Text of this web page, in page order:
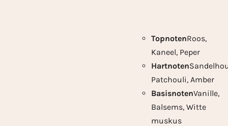
TopnotenRoos,
Kaneel, Peper
Hartnoten
Patchouli, Amber
BasisnotenVanille,
Balsems, Witte
muskus